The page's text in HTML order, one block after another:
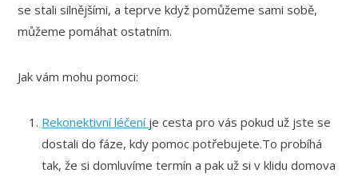
se stali silnějšími, a teprve když pomůžeme sami sobě,
můžeme pomáhat ostatním.
Jak vám mohu pomoci:
Rekonektivní léčení je cesta pro vás pokud už jste se
dostali do fáze, kdy pomoc potřebujete.To probíhá
tak, že si domluvíme termín a pak už si v klidu domova